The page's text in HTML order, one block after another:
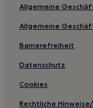
Allgemeine
Allgemeine
Barrierefreiheit
Datenschutz
Cookies
Rechtliche